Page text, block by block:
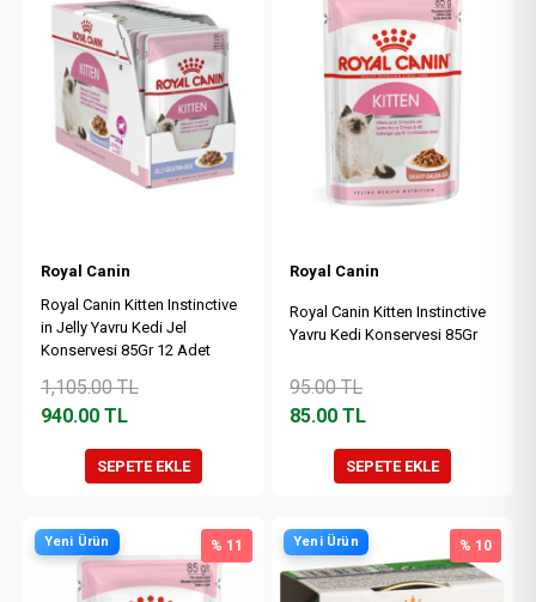
Royal Canin
Royal Canin Kitten Instinctive
in Jelly Yavru Kedi Jel
Konservesi 85Gr 12 Adet
1,105.00TL
940.00TL
SEPETE EKLE
Royal Canin
Royal Canin Kitten Instinctive
Yavru Kedi Konservesi 85Gr
95.00TL
85.00 TL
SEPETE EKLE
Yeni Ürün % 11 Yeni Ürün % 10